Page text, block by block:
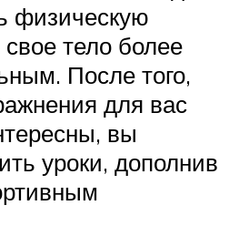
физическую
тело более
После того,
для вас
вы
уроки, дополнив